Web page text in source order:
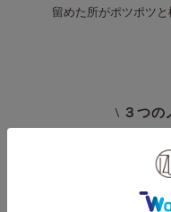
留めた所がポツポツと
/３つの
ちょっと